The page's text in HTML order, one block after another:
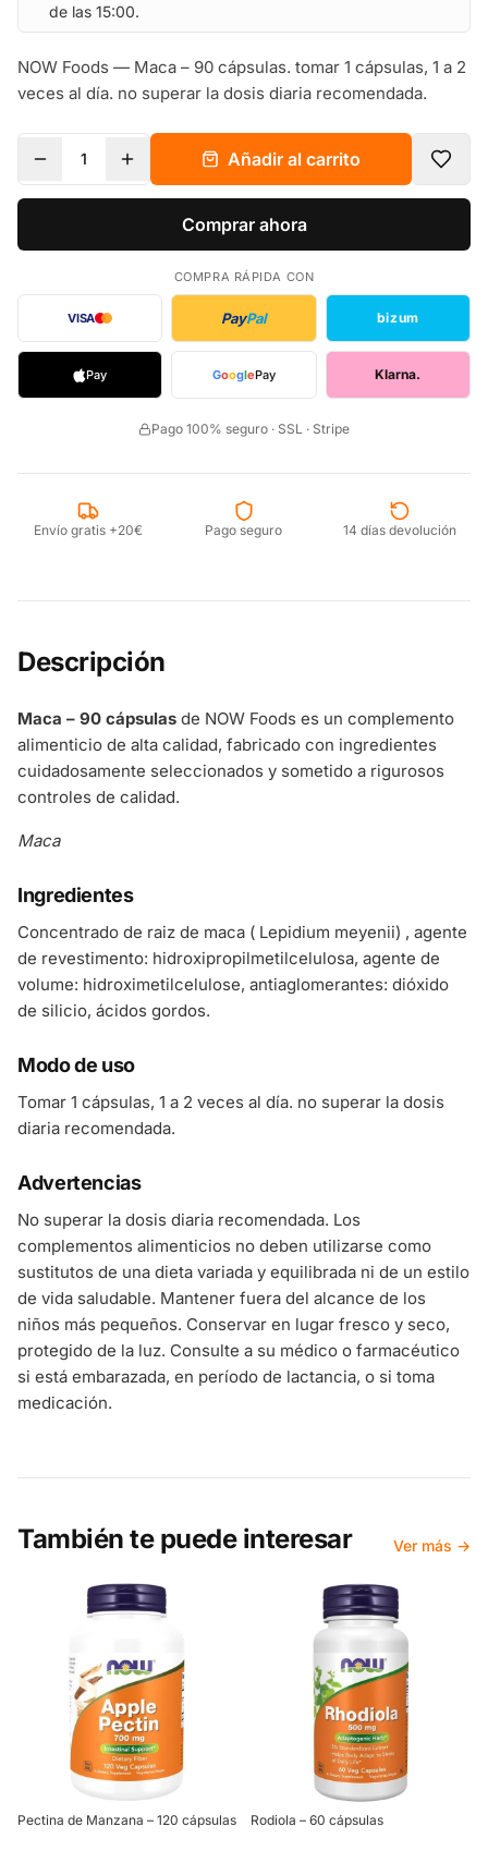
de las 15:00.
NOW Foods — Maca – 90 cápsulas. tomar 1 cápsulas, 1 a 2
veces al día. no superar la dosis diaria recomendada.
1 Añadir al carrito
Comprar ahora
COMPRA RÁPIDA CON
VISA PayPal bizum
Pay GooglePay Klarna.
Pago 100% seguro · SSL · Stripe
Envío gratis +20€ Pago seguro 14 días devolución
Descripción
Maca – 90 cápsulas de NOW Foods es un complemento
alimenticio de alta calidad, fabricado con ingredientes
cuidadosamente seleccionados y sometido a rigurosos
controles de calidad.
Maca
Ingredientes
Concentrado de raiz de maca ( Lepidium meyenii) , agente
de revestimento: hidroxipropilmetilcelulosa, agente de
volume: hidroximetilcelulose, antiaglomerantes: dióxido
de silicio, ácidos gordos.
Modo de uso
Tomar 1 cápsulas, 1 a 2 veces al día. no superar la dosis
diaria recomendada.
Advertencias
No superar la dosis diaria recomendada. Los
complementos alimenticios no deben utilizarse como
sustitutos de una dieta variada y equilibrada ni de un estilo
de vida saludable. Mantener fuera del alcance de los
niños más pequeños. Conservar en lugar fresco y seco,
protegido de la luz. Consulte a su médico o farmacéutico
si está embarazada, en período de lactancia, o si toma
medicación.
También te puede interesar Ver más →
Pectina de Manzana – 120 cápsulas Rodiola – 60 cápsulas